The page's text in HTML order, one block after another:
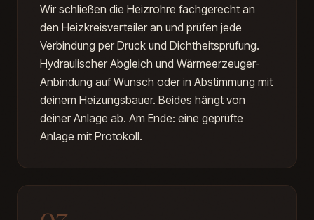
Wir schließen die Heizrohre fachgerecht an
den Heizkreisverteiler an und prüfen jede
Verbindung per Druck und Dichtheitsprüfung.
Hydraulischer Abgleich und Wärmeerzeuger-
Anbindung auf Wunsch oder in Abstimmung mit
deinem Heizungsbauer. Beides hängt von
deiner Anlage ab. Am Ende: eine geprüfte
Anlage mit Protokoll.